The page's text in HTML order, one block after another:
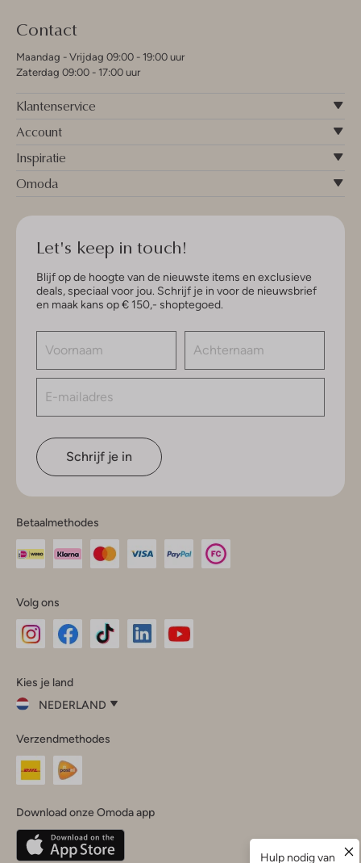
Contact
Maandag - Vrijdag 09:00 - 19:00 uur
Zaterdag 09:00 - 17:00 uur
Klantenservice
Account
Inspiratie
Omoda
Let's keep in touch!
Blijf op de hoogte van de nieuwste items en exclusieve
deals, speciaal voor jou. Schrijf je in voor de nieuwsbrief
en maak kans op € 150,- shoptegoed.
Schrijf je in
Betaalmethodes
Volg ons
InstagramFacebook
Kies je land
NEDERLAND
je
land
Nederland
Belgique(Français)
Deutschland
Verzendmethodes
Download onze Omoda app